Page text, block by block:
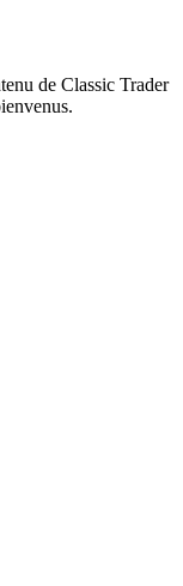
de Classic Trader